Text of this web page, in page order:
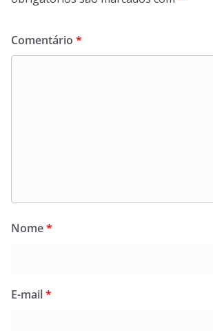
Comentário *
Nome*
E-mail*